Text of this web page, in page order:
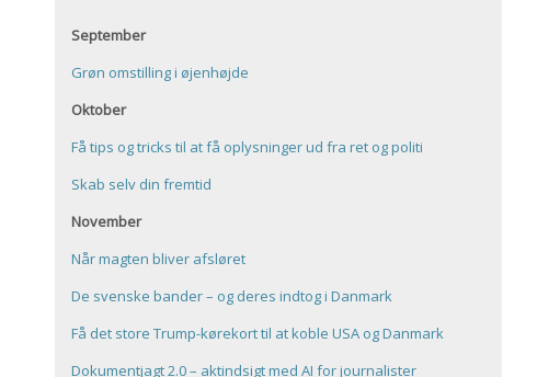
September
Grøn omstilling i øjenhøjde
Oktober
Få tips og tricks til at få oplysninger ud fra ret og politi
Skab selv din fremtid
November
Når magten bliver afsløret
De svenske bander – og deres indtog i Danmark
Få det store Trump-kørekort til at koble USA og Danmark
Dokumentjagt 2.0 – aktindsigt med AI for journalister